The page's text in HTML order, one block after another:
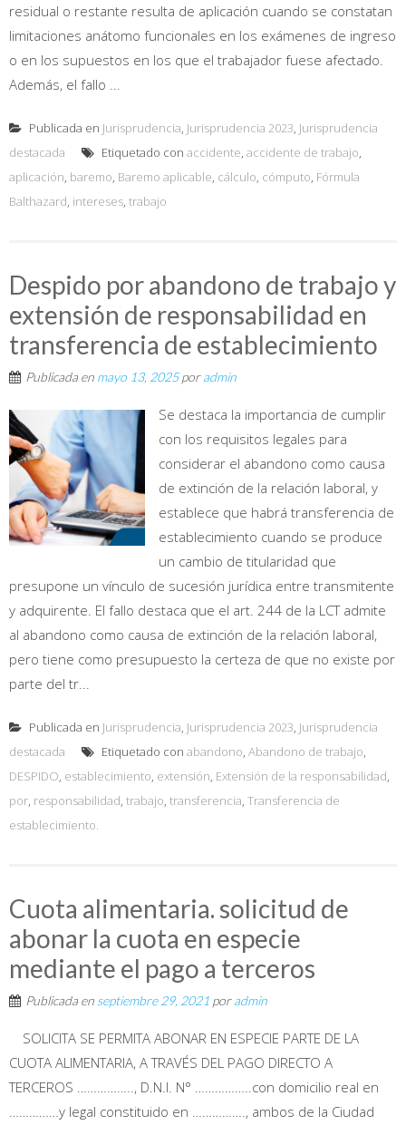
residual o restante resulta de aplicación cuando se constatan
limitaciones anátomo funcionales en los exámenes de ingreso
o en los supuestos en los que el trabajador fuese afectado.
Además, el fallo ...
Publicada en Jurisprudencia, Jurisprudencia 2023, Jurisprudencia
destacada
Etiquetado con accidente, accidente de trabajo,
aplicación, baremo, Baremo aplicable, cálculo, cómputo, Fórmula
Balthazard, intereses, trabajo
Despido por abandono de trabajo y
extensión de responsabilidad en
transferencia de establecimiento
Publicada en mayo 13, 2025poradmin
Se destaca la importancia de cumplir
con los requisitos legales para
considerar el abandono como causa
de extinción de la relación laboral, y
establece que habrá transferencia de
establecimiento cuando se produce
un cambio de titularidad que
presupone un vínculo de sucesión jurídica entre transmitente
y adquirente. El fallo destaca que el art. 244 de la LCT admite
al abandono como causa de extinción de la relación laboral,
pero tiene como presupuesto la certeza de que no existe por
parte del tr...
Publicada en Jurisprudencia, Jurisprudencia 2023, Jurisprudencia
destacada
Etiquetado con abandono, Abandono de trabajo,
DESPIDO, establecimiento, extensión, Extensión de la responsabilidad,
por, responsabilidad, trabajo, transferencia, Transferencia de
establecimiento.
Cuota alimentaria. solicitud de
abonar la cuota en especie
mediante el pago a terceros
Publicada en septiembre 29, 2021 poradmin
SOLICITA SE PERMITA ABONAR EN ESPECIE PARTE DE LA
CUOTA ALIMENTARIA, A TRAVÉS DEL PAGO DIRECTO A
TERCEROS …………….., D.N.I. N° ……………..con domicilio real en
……………y legal constituido en ……………., ambos de la Ciudad